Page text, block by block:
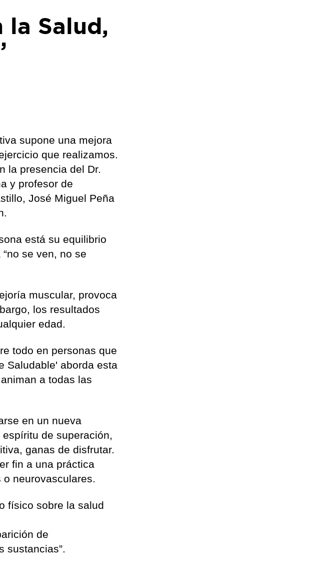
Salud,
supone una mejora
que realizamos.
la presencia del Dr.
y profesor de
José Miguel Peña
está su equilibrio
se ven, no se
muscular, provoca
los resultados
edad.
todo en personas que
Saludable' aborda esta
a todas las
en un nueva
de superación,
ganas de disfrutar.
fin a una práctica
neurovasculares.
físico sobre la salud
de
sustancias”.